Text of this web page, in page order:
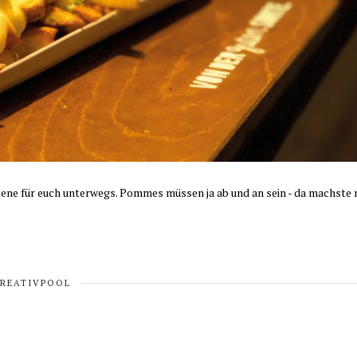
für euch unterwegs. Pommes müssen ja ab und an sein - da machste